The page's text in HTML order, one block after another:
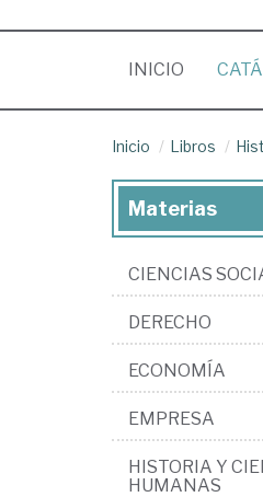
INICIO
Inicio Libros
Materias
CIENCIAS
DERECHO
ECONOMÍA
EMPRESA
HISTORIA Y
HUMANAS